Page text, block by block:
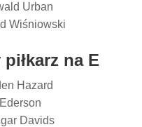
Urban
Wiśniowski
na E
Hazard
Ederson
Davids